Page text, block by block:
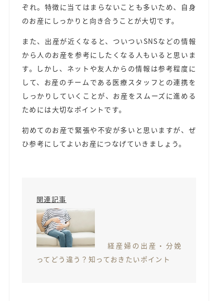
ぞれ。特徴に当てはまらないことも多いため、自身
のお産にしっかりと向き合うことが大切です。
また、出産が近くなると、ついついSNSなどの情報
から人のお産を参考にしたくなる人もいると思いま
す。しかし、ネットや友人からの情報は参考程度に
して、お産のチームである医療スタッフとの連携を
しっかりしていくことが、お産をスムーズに進める
ためには大切なポイントです。
初めてのお産で緊張や不安が多いと思いますが、ぜ
ひ参考にしてよいお産につなげていきましょう。
関連記事
経産婦の出産・分娩
ってどう違う？知っておきたいポイント